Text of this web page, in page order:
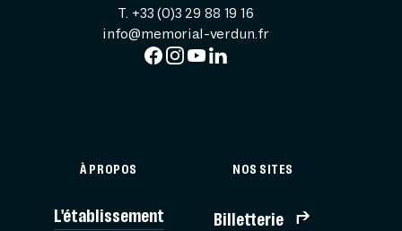
T. +33 (0)3 29 88 19 16
info@memorial-verdun.fr
À PROPOS
L'établissement
NOS SITES
Billetterie